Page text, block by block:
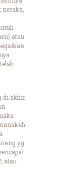
atau
di akhir
yg
atau